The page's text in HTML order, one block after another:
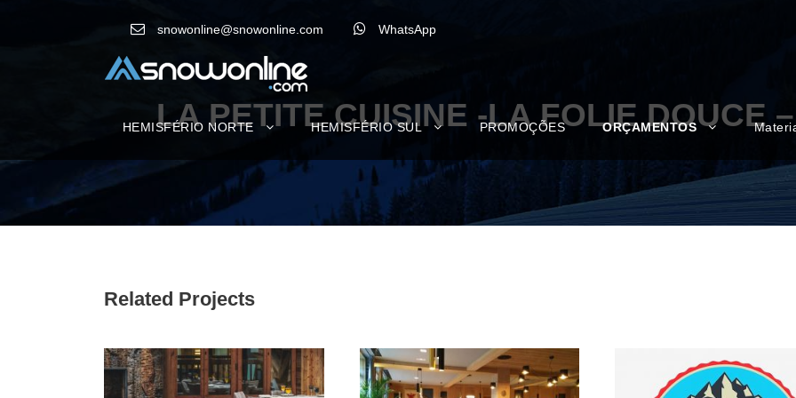
snowonline@snowonline.com WhatsApp
HEMISFÉRIO NORTE HEMISFÉRIO SUL PROMOÇÕES ORÇAMENTOS
LA PETITE CUISINE -LA FOLIE DOUCE
Related Projects